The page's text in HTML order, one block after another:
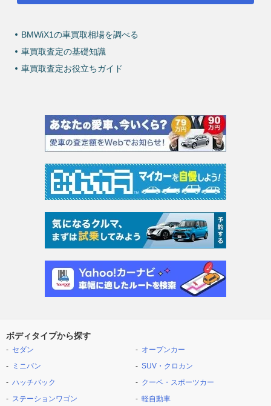
BMWiX1の車買取相場を調べる
車買取査定の基礎知識
車買取査定お役立ちガイド
ボディタイプから探す
セダン
ミニバン
ハッチバック
ステーションワゴン
オープンカー
SUV・クロカン
クーペ・スポーツカー
軽自動車